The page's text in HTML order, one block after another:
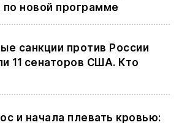
новой программе
санкции против России
11 сенаторов США. Кто
и начала плевать кровью: